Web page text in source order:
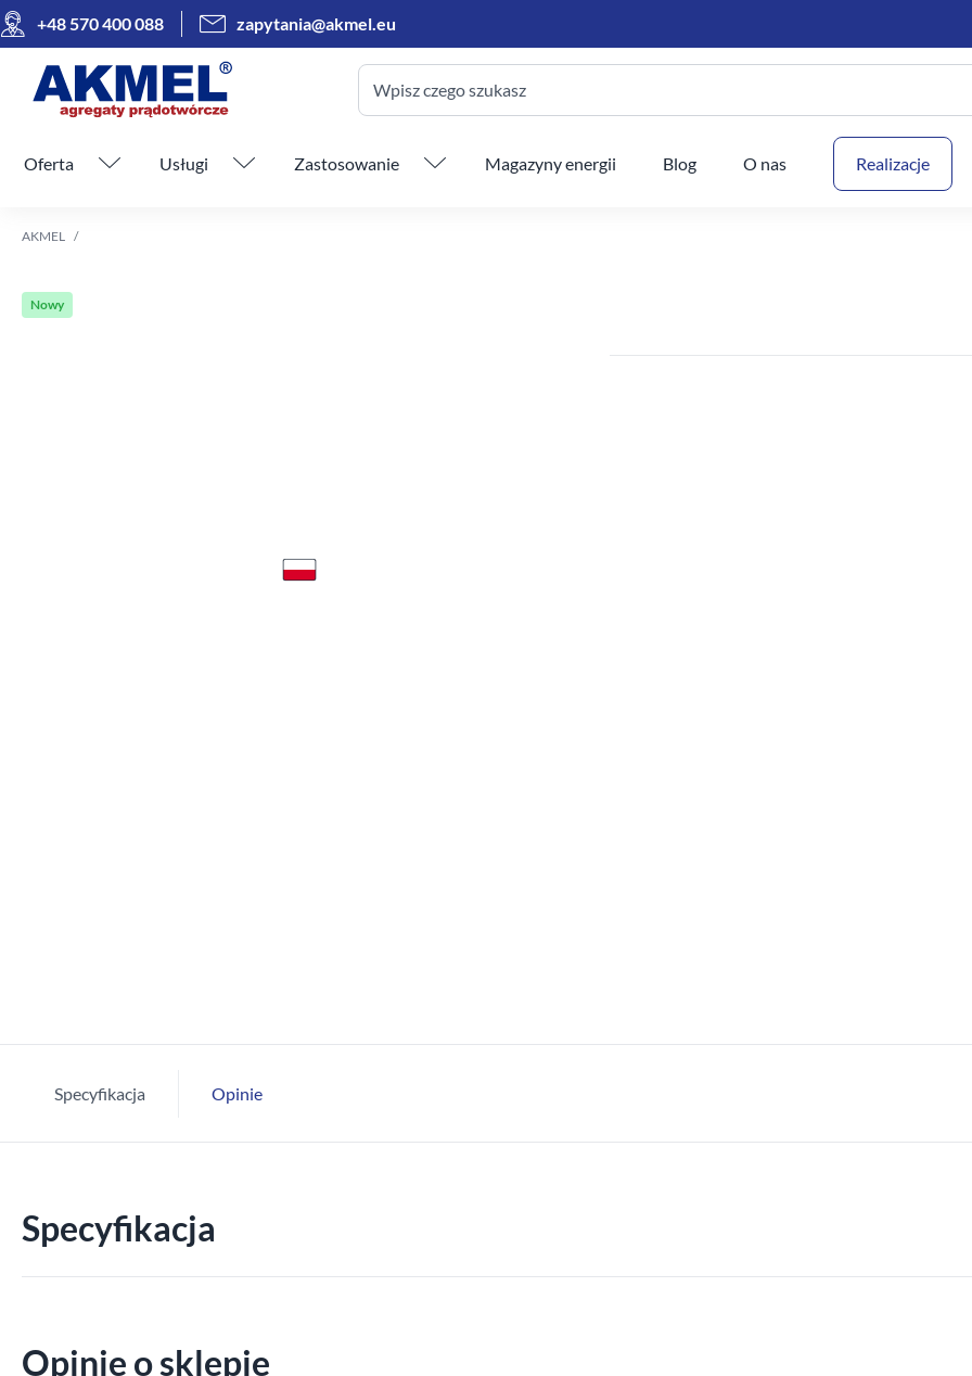
+48 570 400 088 zapytania@akmel.eu
Wpisz czego szukasz
Pomiń menu
Oferta Usługi Zastosowanie Magazyny energii Blog O nas Realizacje
AKMEL
Nowy
Specyfikacja Opinie
Specyfikacja
Opinie o sklepie